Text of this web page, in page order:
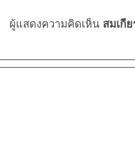
ผู้แสดงความคิดเห็น สมเกี